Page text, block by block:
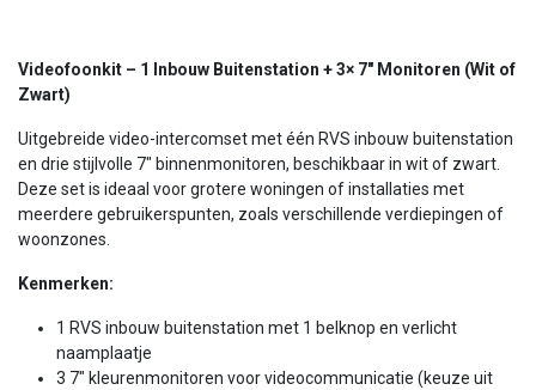
Videofoonkit – 1 Inbouw Buitenstation + 3× 7″ Monitoren (Wit of
Zwart)
Uitgebreide video-intercomset met één RVS inbouw buitenstation
en drie stijlvolle 7″ binnenmonitoren, beschikbaar in wit of zwart.
Deze set is ideaal voor grotere woningen of installaties met
meerdere gebruikerspunten, zoals verschillende verdiepingen of
woonzones.
Kenmerken:
1 RVS inbouw buitenstation met 1 belknop en verlicht
naamplaatje
3 7″ kleurenmonitoren voor videocommunicatie (keuze uit